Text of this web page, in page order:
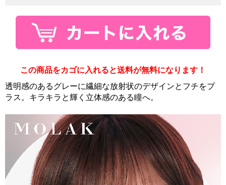
この商品をカゴに入れると送料が無料になります！
透明感のあるグレーに繊細な放射状のデザインとフチをプ
ラス。キラキラと輝く立体感のある瞳へ。